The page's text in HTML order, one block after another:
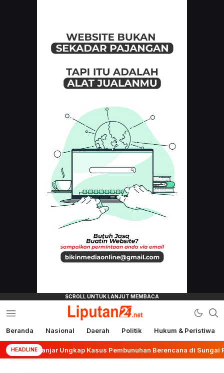
liputan24.net
Beranda Nasional Daerah Politik Hukum & Peristiwa
HEADLINE
Banjar Ungkap Kasus Pembunuhan Berencana di Sungai Pinang